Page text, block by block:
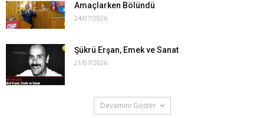
Amaçlarken Bölündü
24/07/2026
Şükrü Erşan, Emek ve Sanat
21/07/2026
Devamını Göster